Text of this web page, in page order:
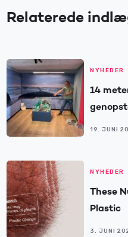
Relaterede
NYHEDER
14
19. JUNI
NYHEDER
These
Plastic
3. JUNI